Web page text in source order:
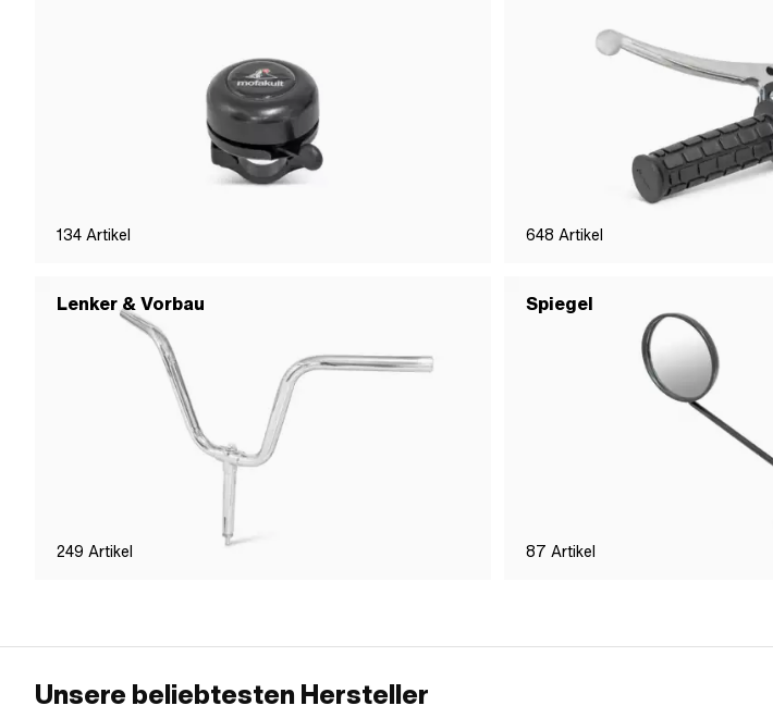
134 Artikel 648 Artikel
Lenker & Vorbau
249 Artikel
Spiegel
87 Artikel
Unsere beliebtesten Hersteller